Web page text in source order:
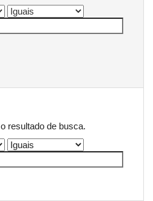
resultado de busca.